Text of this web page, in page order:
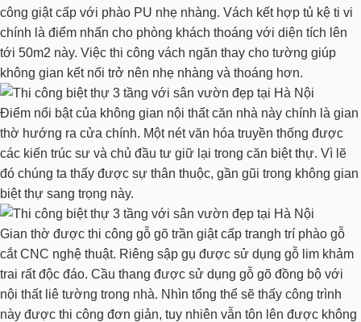
công giật cấp với phào PU nhẹ nhàng. Vách kết hợp tủ kệ ti vi
chính là điểm nhấn cho phòng khách thoáng với diện tích lên
tới 50m2 này. Việc thi công vách ngăn thay cho tường giúp
không gian kết nối trở nên nhẹ nhàng và thoáng hơn.
Điểm nổi bật của không gian nội thất căn nhà này chính là gian
thờ hướng ra cửa chính. Một nét văn hóa truyền thống được
các kiến trúc sư và chủ đầu tư giữ lại trong căn biệt thự. Vì lẽ
đó chúng ta thấy được sự thân thuộc, gần gũi trong không gian
biệt thự sang trọng này.
Gian thờ được thi công gỗ gõ trần giật cấp trangh trí phào gỗ
cắt CNC nghệ thuật. Riêng sập gụ được sử dụng gỗ lim khảm
trai rất độc đáo. Cầu thang được sử dụng gỗ gõ đồng bộ với
nội thất liê tường trong nhà. Nhìn tổng thể sẽ thấy công trình
này được thi công đơn giản, tuy nhiên vẫn tôn lên được không